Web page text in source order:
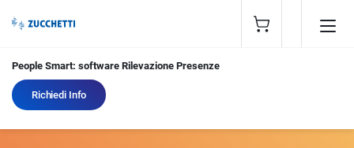
People Smart: software Rilevazione Presenze
Richiedi Info